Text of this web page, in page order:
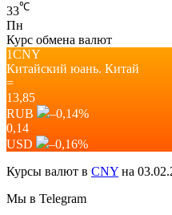
33℃
Пн
Курс обмена валют
1CNY
Китайский юань. Китай
=
13,85
RUB
–0,14%
0,14
USD
–0,16%
Курсы валют в CNY на
Мы в Telegram